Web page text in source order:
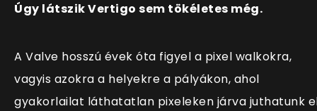
Úgy látszik Vertigo sem tökéletes még.
A Valve hosszú évek óta figyel a pixel walkokra,
vagyis azokra a helyekre a pályákon, ahol
gyakorlailat láthatatlan pixeleken járva juthatunk